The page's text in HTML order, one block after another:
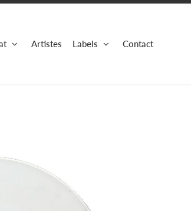
Artistes Labels Contact